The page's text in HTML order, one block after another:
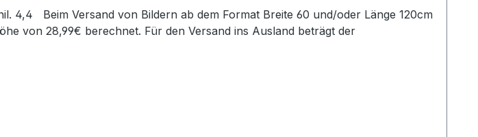
von 28,99€ berechnet. Für den Versand ins Ausland beträgt der